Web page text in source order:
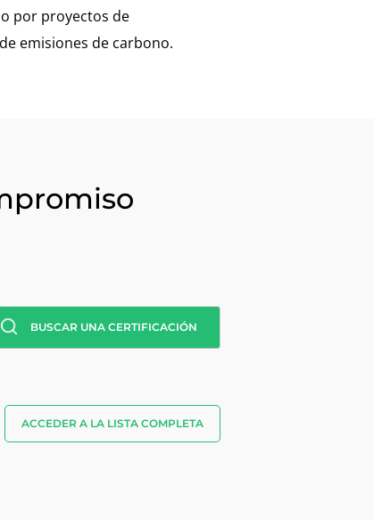
por proyectos de
emisiones de carbono.
BUSCAR UNA CERTIFICACIÓN
ACCEDER A LA LISTA COMPLETA